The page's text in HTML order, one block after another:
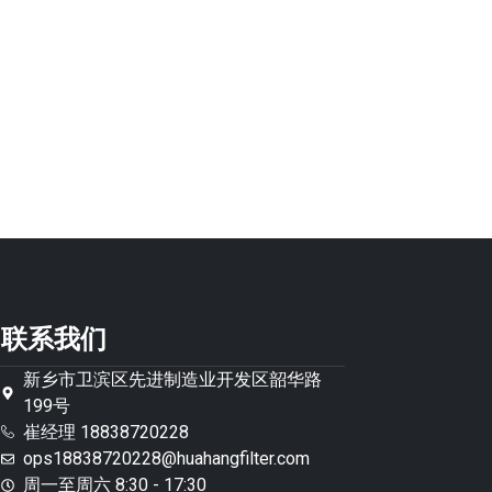
联系我们
新乡市卫滨区先进制造业开发区韶华路
199号
崔经理 18838720228
ops18838720228@huahangfilter.com
周一至周六 8:30 - 17:30